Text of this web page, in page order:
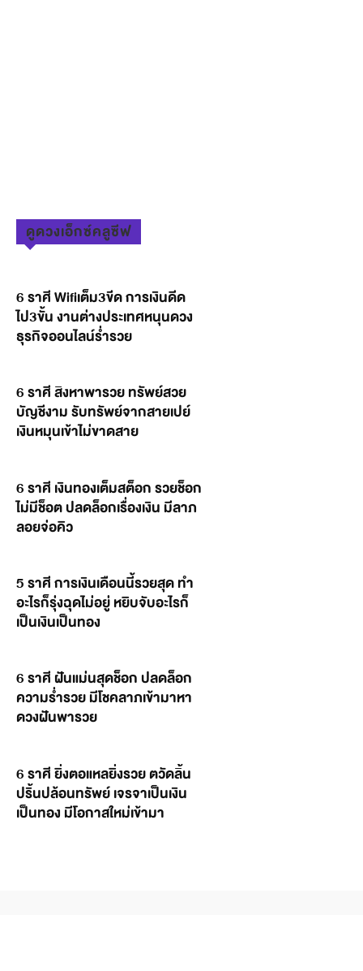
ดูดวงเอ็กซ์คลูซีฟ
6 ราศี Wifiเต็ม3ขีด การเงินดีด
ไป3ขั้น งานต่างประเทศหนุนดวง
ธุรกิจออนไลน์ร่ำรวย
6 ราศี สิงหาพารวย ทรัพย์สวย
บัญชีงาม รับทรัพย์จากสายเปย์
เงินหมุนเข้าไม่ขาดสาย
6 ราศี เงินทองเต็มสต็อก รวยช็อก
ไม่มีช็อต ปลดล็อกเรื่องเงิน มีลาภ
ลอยจ่อคิว
5 ราศี การเงินเดือนนี้รวยสุด ทำ
อะไรก็รุ่งฉุดไม่อยู่ หยิบจับอะไรก็
เป็นเงินเป็นทอง
6 ราศี ฝันแม่นสุดช็อก ปลดล็อก
ความร่ำรวย มีโชคลาภเข้ามาหา
ดวงฝันพารวย
6 ราศี ยิ่งตอแหลยิ่งรวย ตวัดลิ้น
ปริ้นปล้อนทรัพย์ เจรจาเป็นเงิน
เป็นทอง มีโอกาสใหม่เข้ามา